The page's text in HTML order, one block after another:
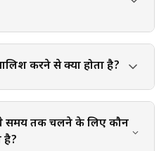
personal responsibility
blog.
करने से क्या होता है?
समय तक चलने के लिए कौन
है?